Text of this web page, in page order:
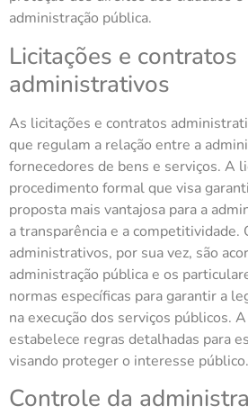
administração pública.
Licitações e contratos
administrativos
As licitações e contratos
que regulam a relação entre a
fornecedores de bens e serviços. A
procedimento formal que visa
proposta mais vantajosa para a
a transparência e a competitividade.
administrativos, por sua vez, são
administração pública e os
normas específicas para garantir a
na execução dos serviços públicos.
estabelece regras detalhadas para
visando proteger o interesse público.
Controle da